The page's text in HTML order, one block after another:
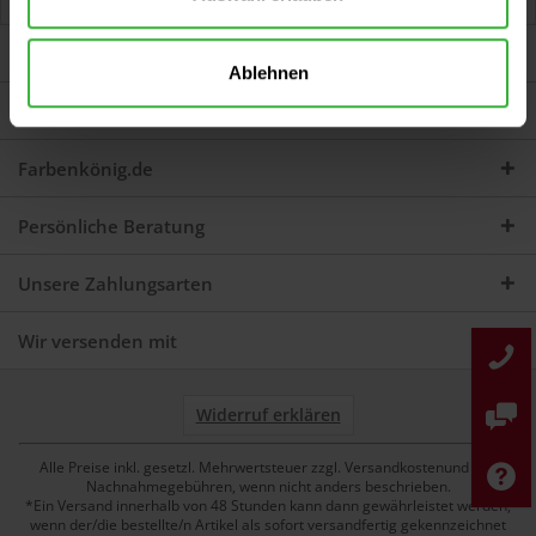
Ablehnen
Service
Farbenkönig.de
Persönliche Beratung
Unsere Zahlungsarten
Wir versenden mit
Widerruf erklären
Alle Preise inkl. gesetzl. Mehrwertsteuer zzgl. Versandkostenund ggf.
Nachnahmegebühren, wenn nicht anders beschrieben.
*Ein Versand innerhalb von 48 Stunden kann dann gewährleistet werden,
wenn der/die bestellte/n Artikel als sofort versandfertig gekennzeichnet